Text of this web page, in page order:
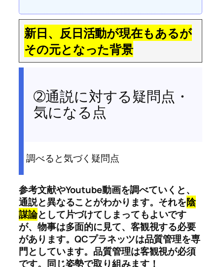
新日、反日活動が現在もあるが
その元となった背景
➁通説に対する疑問点・
気になる点
調べると気づく疑問点
参考文献やYoutube動画を調べていくと、
通説と異なることがわかります。それを陰
謀論として片づけてしまってもよいです
が、物事は多面的に見て、客観視する必要
があります。QCプラネッツは品質管理を専
門としています。品質管理は客観視が必須
です。同じ姿勢で取り組みます！